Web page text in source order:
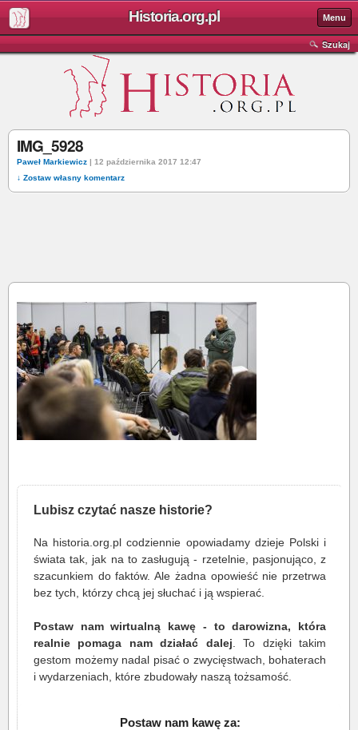
Historia.org.pl Menu
Szukaj
IMG_5928
Paweł Markiewicz | 12 października 2017 12:47
↓ Zostaw własny komentarz
Lubisz czytać nasze historie?
Na historia.org.pl codziennie opowiadamy dzieje Polski i
świata tak, jak na to zasługują - rzetelnie, pasjonująco, z
szacunkiem do faktów. Ale żadna opowieść nie przetrwa
bez tych, którzy chcą jej słuchać i ją wspierać.
Postaw nam wirtualną kawę - to darowizna, która
realnie pomaga nam działać dalej . To dzięki takim
gestom możemy nadal pisać o zwycięstwach, bohaterach
i wydarzeniach, które zbudowały naszą tożsamość.
Postaw nam kawę za: